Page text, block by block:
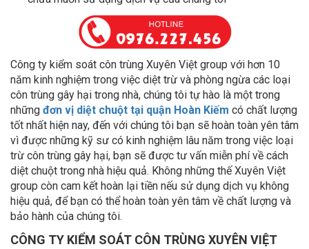
Công ty kiểm soát côn trùng Xuyên Việt group với hơn 10
năm kinh nghiệm trong việc diệt trừ và phòng ngừa các loại
côn trùng gây hại trong nhà, chúng tôi tự hào là một trong
những đơn vị diệt chuột tại quận Hoàn Kiếm có chất lượng
tốt nhất hiện nay, đến với chúng tôi bạn sẽ hoàn toàn yên tâm
vì được những kỹ sư có kinh nghiệm lâu năm trong việc loại
trừ côn trùng gây hại, bạn sẽ được tư vấn miễn phí về cách
diệt chuột trong nhà hiệu quả. Không những thế Xuyên Việt
group còn cam kết hoàn lại tiền nếu sử dụng dịch vụ không
hiệu quả, để bạn có thể hoàn toàn yên tâm về chất lượng và
bảo hành của chúng tôi.
CÔNG TY KIỂM SOÁT CÔN TRÙNG XUYÊN VIỆT